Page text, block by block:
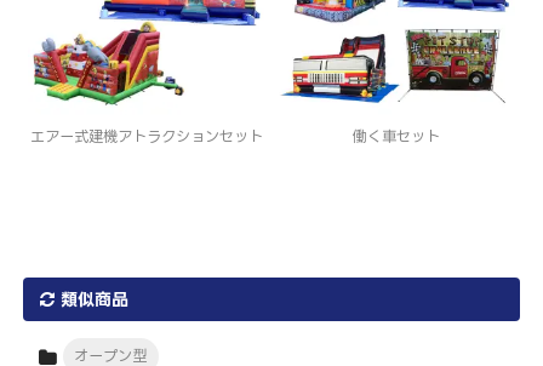
エアー式建機アトラクションセット 働く車セット
類似商品
オープン型